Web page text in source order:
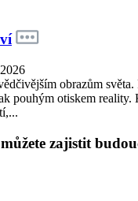
obrazům světa.
pouhým otiskem reality.
zajistit